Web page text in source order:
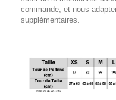
commande, et nous
supplémentaires.